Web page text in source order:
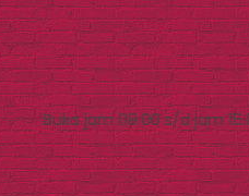
Buka jam 09.00 s/d jam